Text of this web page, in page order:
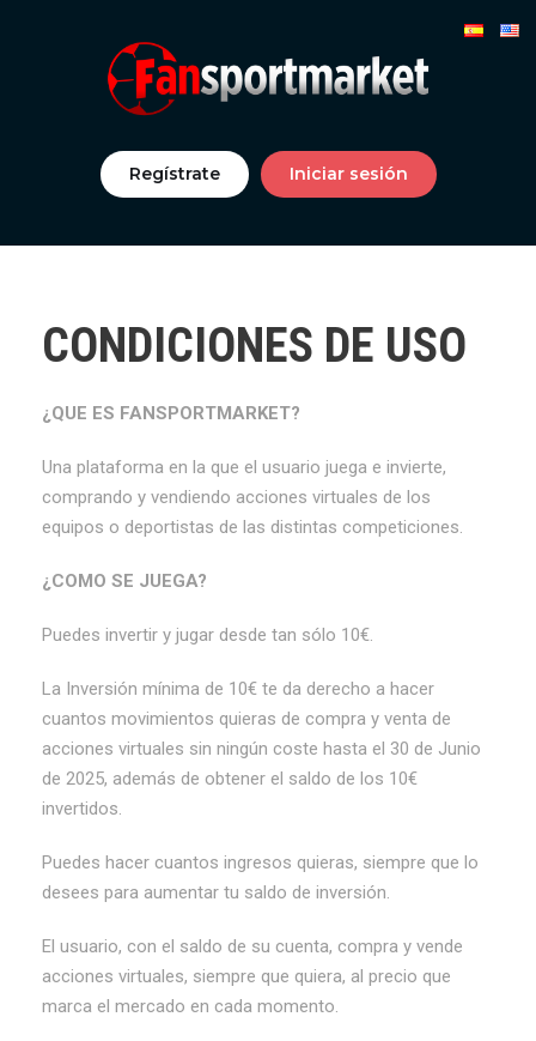
Regístrate Iniciar sesión
CONDICIONES DE USO
¿QUE ES FANSPORTMARKET?
Una plataforma en la que el usuario juega e invierte,
comprando y vendiendo acciones virtuales de los
equipos o deportistas de las distintas competiciones.
¿COMO SE JUEGA?
Puedes invertir y jugar desde tan sólo 10€.
La Inversión mínima de 10€ te da derecho a hacer
cuantos movimientos quieras de compra y venta de
acciones virtuales sin ningún coste hasta el 30 de Junio
de 2025, además de obtener el saldo de los 10€
invertidos.
Puedes hacer cuantos ingresos quieras, siempre que lo
desees para aumentar tu saldo de inversión.
El usuario, con el saldo de su cuenta, compra y vende
acciones virtuales, siempre que quiera, al precio que
marca el mercado en cada momento.